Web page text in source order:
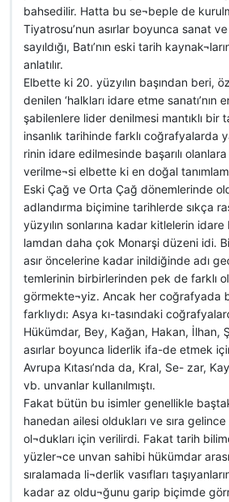
bahsedilir. Hatta bu se¬beple de
Tiyatrosu’nun asırlar boyunca sanat
sayıldığı, Batı’nın eski tarih
anlatılır.
Elbette ki 20. yüzyılın başından beri,
denilen ‘halkları idare etme sanatı’nın
şabilenlere lider denilmesi mantıklı bir
insanlık tarihinde farklı coğrafyalarda
rinin idare edilmesinde başarılı
verilme¬si elbette ki en doğal
Eski Çağ ve Orta Çağ dönemlerinde
adlandırma biçimine tarihlerde sıkça
yüzyılın sonlarına kadar kitlelerin
lamdan daha çok Monarşi düzeni idi.
asır öncelerine kadar inildiğinde adı
temlerinin birbirlerinden pek de farklı
görmekte¬yiz. Ancak her coğrafyada
farklıydı: Asya kı-tasındaki
Hükümdar, Bey, Kağan, Hakan, İlhan,
asırlar boyunca liderlik ifa-de etmek için
Avrupa Kıtası’nda da, Kral, Se- zar,
vb. unvanlar kullanılmıştı.
Fakat bütün bu isimler genellikle
hanedan ailesi oldukları ve sıra gelince
ol¬dukları için verilirdi. Fakat tarih
yüzler¬ce unvan sahibi hükümdar
sıralamada li¬derlik vasıfları
kadar az oldu¬ğunu garip biçimde